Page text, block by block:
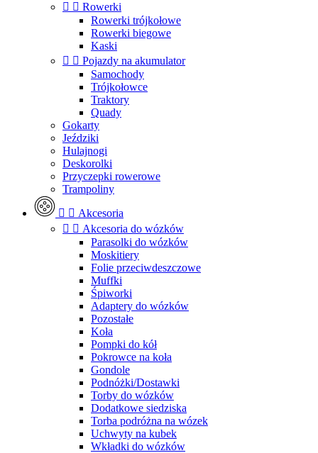
  Rowerki
Rowerki trójkołowe
Rowerki biegowe
Kaski
  Pojazdy na akumulator
Samochody
Trójkołowce
Traktory
Quady
Gokarty
Jeździki
Hulajnogi
Deskorolki
Przyczepki rowerowe
Trampoliny
  Akcesoria
  Akcesoria do wózków
Parasolki do wózków
Moskitiery
Folie przeciwdeszczowe
Muffki
Śpiworki
Adaptery do wózków
Pozostałe
Koła
Pompki do kół
Pokrowce na koła
Gondole
Podnóżki/Dostawki
Torby do wózków
Dodatkowe siedziska
Torba podróżna na wózek
Uchwyty na kubek
Wkładki do wózków